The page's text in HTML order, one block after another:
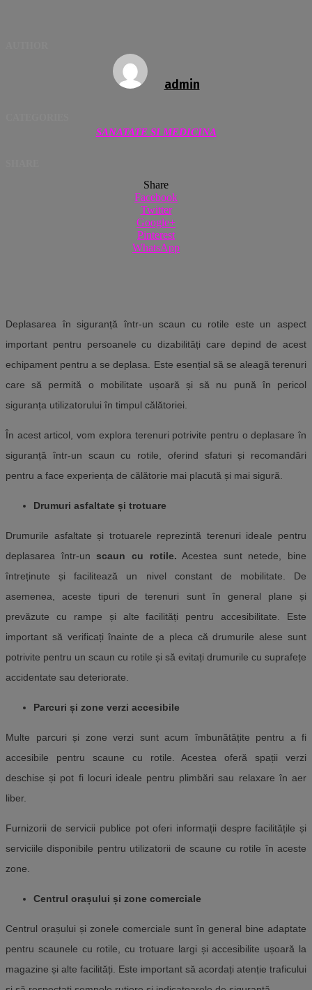
admin
SANATATE SI MEDICINA
Share
Facebook
Twitter
Google+
Pinterest
WhatsApp
Deplasarea în siguranță într-un scaun cu rotile este un aspect
important pentru persoanele cu dizabilități care depind de acest
echipament pentru a se deplasa. Este esențial să se aleagă terenuri
care să permită o mobilitate ușoară și să nu pună în pericol
siguranța utilizatorului în timpul călătoriei.
În acest articol, vom explora terenuri potrivite pentru o deplasare în
siguranță într-un scaun cu rotile, oferind sfaturi și recomandări
pentru a face experiența de călătorie mai placută și mai sigură.
Drumuri asfaltate și trotuare
Drumurile asfaltate și trotuarele reprezintă terenuri ideale pentru
deplasarea într-unscaun cu rotile. Acestea sunt netede, bine
întreținute și facilitează un nivel constant de mobilitate. De
asemenea, aceste tipuri de terenuri sunt în general plane și
prevăzute cu rampe și alte facilități pentru accesibilitate. Este
important să verificați înainte de a pleca că drumurile alese sunt
potrivite pentru un scaun cu rotile și să evitați drumurile cu suprafețe
accidentate sau deteriorate.
Parcuri și zone verzi accesibile
Multe parcuri și zone verzi sunt acum îmbunătățite pentru a fi
accesibile pentru scaune cu rotile. Acestea oferă spații verzi
deschise și pot fi locuri ideale pentru plimbări sau relaxare în aer
liber.
Furnizorii de servicii publice pot oferi informații despre facilitățile și
serviciile disponibile pentru utilizatorii de scaune cu rotile în aceste
zone.
Centrul orașului și zone comerciale
Centrul orașului și zonele comerciale sunt în general bine adaptate
pentru scaunele cu rotile, cu trotuare largi și accesibilite ușoară la
magazine și alte facilități. Este important să acordați atenție traficului